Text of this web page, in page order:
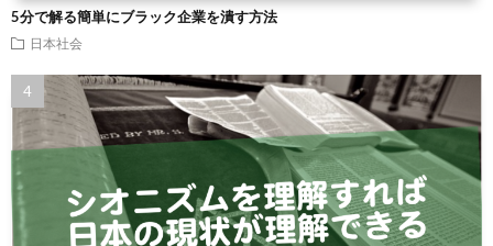
5分で解る簡単にブラック企業を潰す方法
日本社会